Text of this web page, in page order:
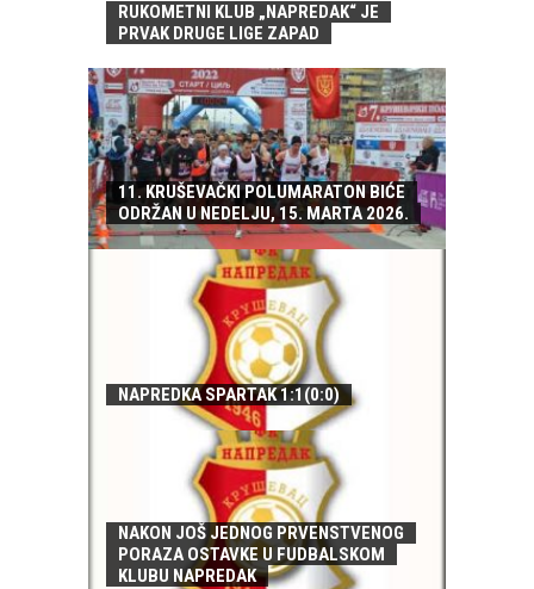
RUKOMETNI KLUB „NAPREDAK“ JE
PRVAK DRUGE LIGE ZAPAD
11. KRUŠEVAČKI POLUMARATON BIĆE
ODRŽAN U NEDELJU, 15. MARTA 2026.
NAPREDKA SPARTAK 1:1(0:0)
NAKON JOŠ JEDNOG PRVENSTVENOG
PORAZA OSTAVKE U FUDBALSKOM
KLUBU NAPREDAK